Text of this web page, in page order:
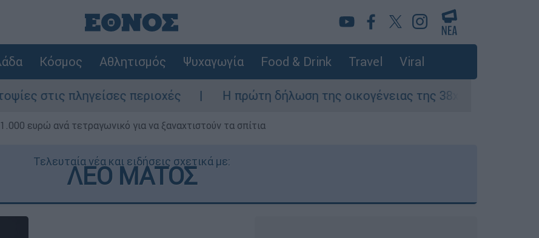
Κόσμος Αθλητισμός Ψυχαγωγία Food & Drink Travel Viral
περιοχές Η πρώτη δήλωση της οικογένειας της 38χρονης Βρετανίδας που
ευρώ ανά τετραγωνικό για να ξαναχτιστούν τα σπίτια
Τελευταία νέα και ειδήσεις σχετικά με:
ΛΕΟ ΜΑΤΟΣ